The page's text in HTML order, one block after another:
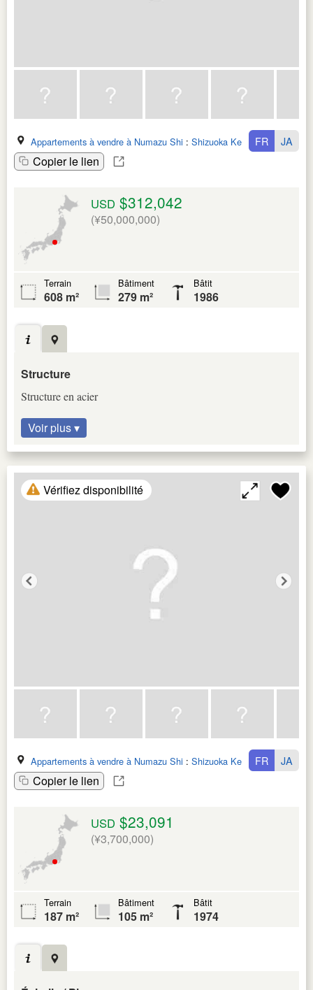
Appartements à vendre à Numazu Shi : Shizuoka Ken
Copier le lien
FR JA
USD $312,042
(¥50,000,000)
Terrain
608 m²
Bâtiment
279 m²
Bâtit
1986
Structure
Structure en acier
Voir plus ▾
Vérifiez disponibilité
Appartements à vendre à Numazu Shi : Shizuoka Ken
Copier le lien
FR JA
USD $23,091
(¥3,700,000)
Terrain
187 m²
Bâtiment
105 m²
Bâtit
1974